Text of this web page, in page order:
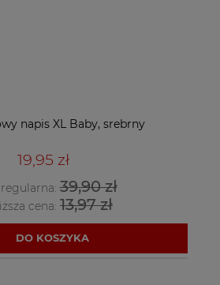
napis XL Baby, srebrny
19,95 zł
regularna:39,90 zł
cena: 13,97 zł
DO KOSZYKA